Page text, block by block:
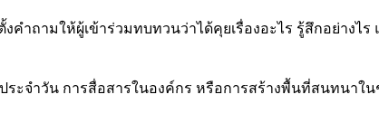
คำถามให้ผู้เข้าร่วมทบทวนว่าได้คุยเรื่องอะไร รู้สึกอย่างไ
ะจำวัน การสื่อสารในองค์กร หรือการสร้างพื้นที่สนทนาใ